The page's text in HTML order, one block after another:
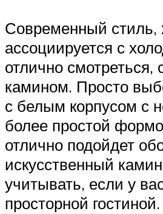
Современный стиль,
ассоциируется с
отлично смотреться,
камином. Просто
с белым корпусом с
более простой
отлично подойдет
искусственный
учитывать, если у
просторной гостиной.